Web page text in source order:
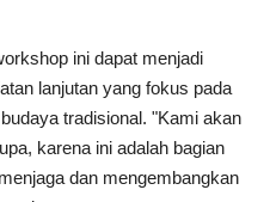
ini dapat menjadi
lanjutan yang fokus pada
tradisional. "Kami akan
karena ini adalah bagian
dan mengembangkan